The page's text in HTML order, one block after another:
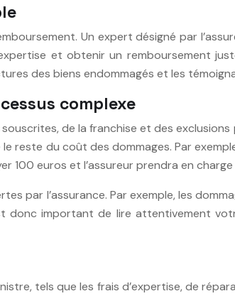
Un expert désigné par
et obtenir un remboursement
des biens endommagés et les
complexe
de la franchise et des
reste du coût des dommages. Par
100 euros et l’assureur prendra en
par l’assurance. Par exemple, les
donc important de lire attentivement
tels que les frais d’expertise, de